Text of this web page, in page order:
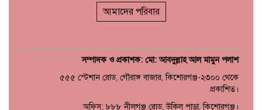
আমাদের পরিবার
সম্পাদক ও প্রকাশক: মো: আবদুল্লাহ আল মামুন পলাশ
৫৫৫ স্টেশান রোড, গৌরাঙ্গ বাজার, কিশোরগঞ্জ-২৩০০ থেকে
প্রকাশিত।
অফিস: ৮৮৮ নীলগঞ্জ রোড, উকিল পাড়া, কিশোরগঞ্জ।